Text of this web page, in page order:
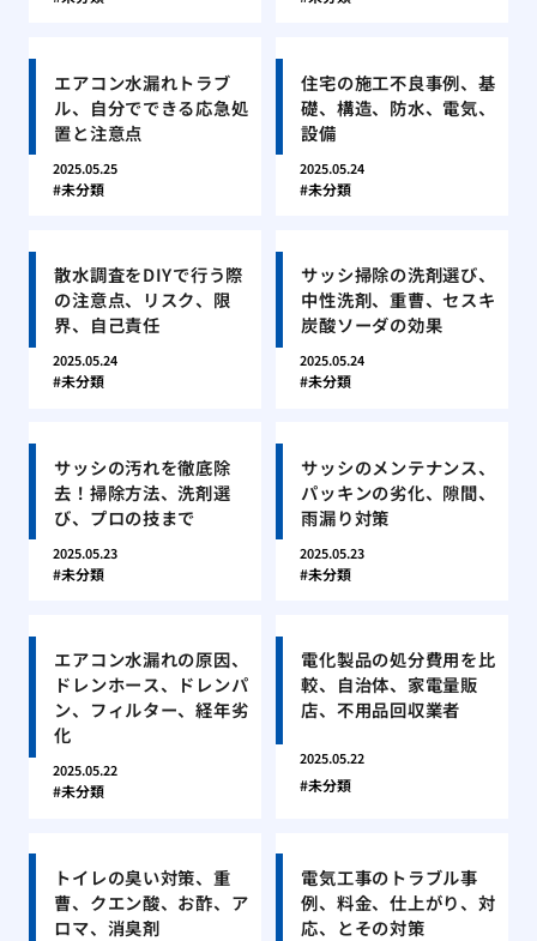
エアコン水漏れトラブ
ル、自分でできる応急処
置と注意点
2025.05.25
未分類
住宅の施工不良事例、基
礎、構造、防水、電気、
設備
2025.05.24
未分類
散水調査をDIYで行う際
の注意点、リスク、限
界、自己責任
2025.05.24
未分類
サッシ掃除の洗剤選び、
中性洗剤、重曹、セスキ
炭酸ソーダの効果
2025.05.24
未分類
サッシの汚れを徹底除
去！掃除方法、洗剤選
び、プロの技まで
2025.05.23
未分類
サッシのメンテナンス、
パッキンの劣化、隙間、
雨漏り対策
2025.05.23
未分類
エアコン水漏れの原因、
ドレンホース、ドレンパ
ン、フィルター、経年劣
化
2025.05.22
未分類
電化製品の処分費用を比
較、自治体、家電量販
店、不用品回収業者
2025.05.22
未分類
トイレの臭い対策、重
曹、クエン酸、お酢、ア
ロマ、消臭剤
電気工事のトラブル事
例、料金、仕上がり、対
応、とその対策